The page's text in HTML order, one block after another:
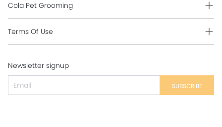
Cola Pet Grooming
Grooming Intro
Contact Us
Terms Of Use
Return Policy
Secure Payment
Newsletter signup
SUBSCRIBE